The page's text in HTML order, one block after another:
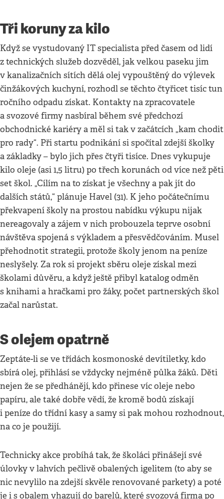
Tři koruny za kilo
Když se vystudovaný IT specialista před časem od lidí
z technických služeb dozvěděl, jak velkou paseku jim
v kanalizačních sítích dělá olej vypouštěný do výlevek
činžákových kuchyní, rozhodl se těchto čtyřicet tisíc tun
ročního odpadu získat. Kontakty na zpracovatele
a svozové firmy nasbíral během své předchozí
obchodnické kariéry a měl si tak v začátcích „kam chodit
pro rady“. Při startu podnikání si spočítal zdejší školky
a základky – bylo jich přes čtyři tisíce. Dnes vykupuje
kilo oleje (asi 1,5 litru) po třech korunách od více než pěti
set škol. „Cílím na to získat je všechny a pak jít do
dalších států,“ plánuje Havel (31). K jeho počátečnímu
překvapení školy na prostou nabídku výkupu nijak
nereagovaly a zájem v nich probouzela teprve osobní
návštěva spojená s výkladem a přesvědčováním. Musel
přehodnotit strategii, protože školy jenom na peníze
neslyšely. Za rok si projekt sběru oleje získal mezi
školami důvěru, a když ještě přibyl katalog odměn
s knihami a hračkami pro žáky, počet partnerských škol
začal narůstat.
S olejem opatrně
Zeptáte-li se ve třídách kosmonoské devítiletky, kdo
sbírá olej, přihlásí se vždycky nejméně půlka žáků. Děti
nejen že se předhánějí, kdo přinese víc oleje nebo
papíru, ale také dobře vědí, že kromě bodů získají
i peníze do třídní kasy a samy si pak mohou rozhodnout,
na co je použijí.
Technicky akce probíhá tak, že školáci přinášejí své
úlovky v lahvích pečlivě obalených igelitem (to aby se
nic nevylilo na zdejší skvěle renovované parkety) a poté
je i s obalem vhazují do barelů, které svozová firma po